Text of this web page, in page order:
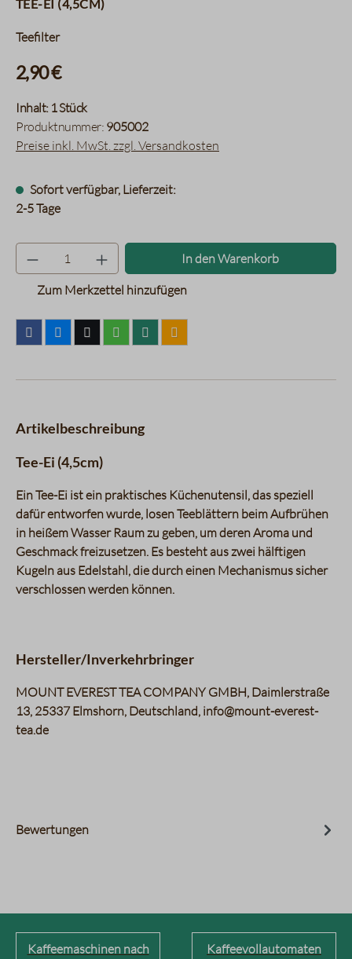
Teefilter
2,90 €
Inhalt: 1 Stück
Produktnummer: 905002
Preise inkl. MwSt. zzgl. Versandkosten
Sofort verfügbar, Lieferzeit:
2-5 Tage
Produkt Anzahl: Gib den
In den Warenkorb
Zum Merkzettel hinzufügen
Artikelbeschreibung
Tee-Ei (4,5cm)
Ein Tee-Ei ist ein praktisches Küchenutensil, das speziell
dafür entworfen wurde, losen Teeblättern beim Aufbrühen
in heißem Wasser Raum zu geben, um deren Aroma und
Geschmack freizusetzen. Es besteht aus zwei hälftigen
Kugeln aus Edelstahl, die durch einen Mechanismus sicher
verschlossen werden können.
Hersteller/Inverkehrbringer
MOUNT EVEREST TEA COMPANY GMBH, Daimlerstraße
13, 25337 Elmshorn, Deutschland, info@mount-everest-
tea.de
Bewertungen
Kaffeemaschinen nach
Kaffeevollautomaten